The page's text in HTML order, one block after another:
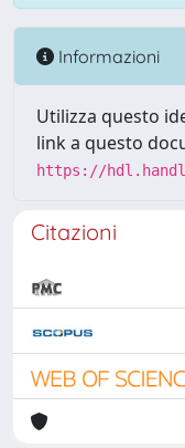
Informazioni
Utilizza questo
link a questo
https://
Citazioni